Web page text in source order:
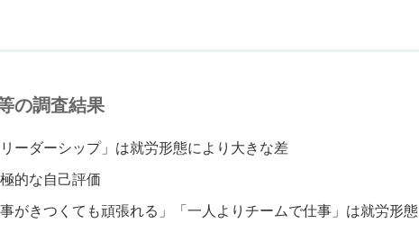
の調査結果
ーダーシップ」は就労形態により大きな差
的な自己評価
がきつくても頑張れる」「一人よりチームで仕事」は就労形態